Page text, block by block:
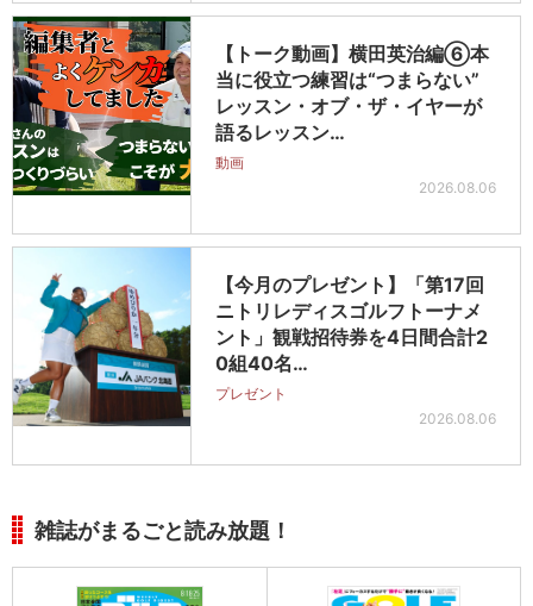
【トーク動画】横田英治編⑥本
当に役立つ練習は“つまらない”
レッスン・オブ・ザ・イヤーが
語るレッスン…
動画
2026.08.06
【今月のプレゼント】「第17回
ニトリレディスゴルフトーナメ
ント」観戦招待券を4日間合計2
0組40名…
プレゼント
2026.08.06
雑誌がまるごと読み放題！